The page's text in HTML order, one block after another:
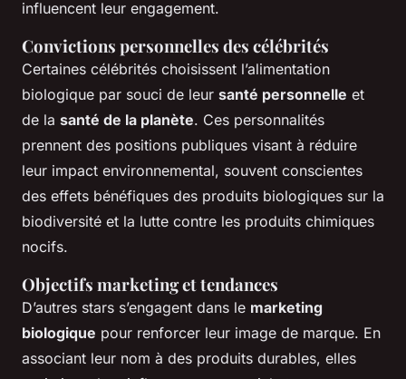
influencent leur engagement.
Convictions personnelles des célébrités
Certaines célébrités choisissent l’alimentation
biologique par souci de leur santé personnelle et
de la santé de la planète. Ces personnalités
prennent des positions publiques visant à réduire
leur impact environnemental, souvent conscientes
des effets bénéfiques des produits biologiques sur la
biodiversité et la lutte contre les produits chimiques
nocifs.
Objectifs marketing et tendances
D’autres stars s’engagent dans le marketing
biologique pour renforcer leur image de marque. En
associant leur nom à des produits durables, elles